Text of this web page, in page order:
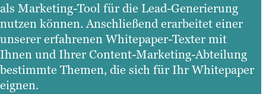
als Marketing-Tool für die Lead-Generierung
nutzen können. Anschließend erarbeitet einer
unserer erfahrenen Whitepaper-Texter mit
Ihnen und Ihrer Content-Marketing-Abteilung
bestimmte Themen, die sich für Ihr Whitepaper
eignen.